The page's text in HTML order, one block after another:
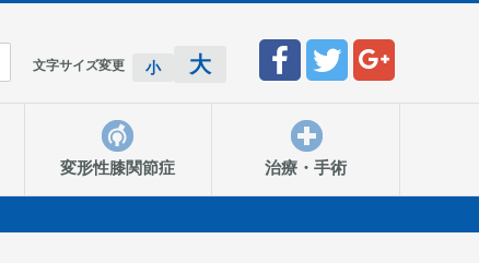
文字サイズ変更 小 大
変形性膝関節症 治療・手術